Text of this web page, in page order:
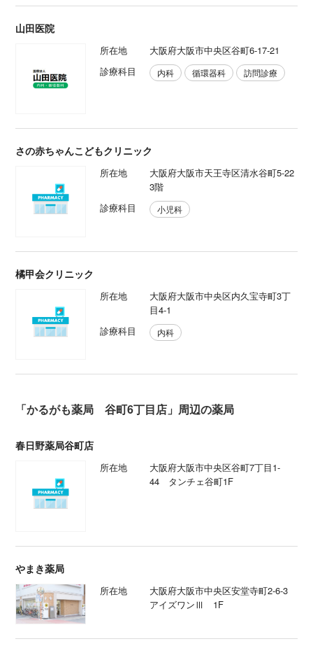
山田医院
所在地
大阪府大阪市中央区谷町6-17-21
診療科目
内科 循環器科 訪問診療
さの赤ちゃんこどもクリニック
所在地
大阪府大阪市天王寺区清水谷町5-22
3階
診療科目
小児科
橘甲会クリニック
所在地
大阪府大阪市中央区内久宝寺町3丁
目4-1
診療科目
内科
「かるがも薬局 谷町6丁目店」周辺の薬局
春日野薬局谷町店
所在地
大阪府大阪市中央区谷町7丁目1-
44 タンチェ谷町1F
やまき薬局
所在地
大阪府大阪市中央区安堂寺町2-6-3
アイズワンⅢ 1F